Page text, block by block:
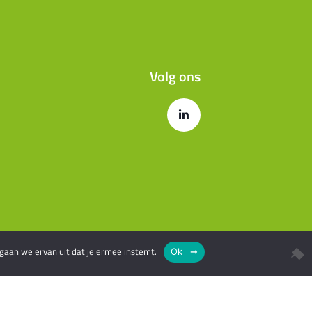
Volg ons
we ervan uit dat je ermee instemt. Ok